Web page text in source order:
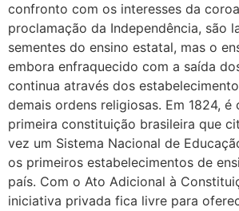
confronto com os interesses da
proclamação da Independência, são
sementes do ensino estatal, mas o
embora enfraquecido com a saída
continua através dos
demais ordens religiosas. Em 1824, é
primeira constituição brasileira que
vez um Sistema Nacional de
os primeiros estabelecimentos de
país. Com o Ato Adicional à
iniciativa privada fica livre para